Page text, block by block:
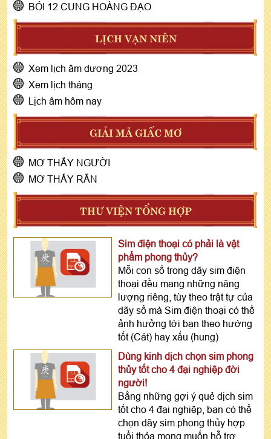
BÓI 12 CUNG HOÀNG ĐẠO
LỊCH VẠN NIÊN
Xem lịch âm dương 2023
Xem lịch tháng
Lịch âm hôm nay
GIẢI MÃ GIẤC MƠ
MƠ THẤY NGƯỜI
MƠ THẤY RẮN
THƯ VIỆN TỔNG HỢP
Sim điện thoại có phải là vật
phẩm phong thủy?
Mỗi con số trong dãy sim điện
thoại đều mang những năng
lượng riêng, tùy theo trật tự của
dãy số mà Sim điện thoại có thể
ảnh hưởng tới bạn theo hướng
tốt (Cát) hay xấu (hung)
Dùng kinh dịch chọn sim phong
thủy tốt cho 4 đại nghiệp đời
người!
Bằng những gợi ý quẻ dịch sim
tốt cho 4 đại nghiệp, bạn có thể
chọn dãy sim phong thủy hợp
tuổi thỏa mong muốn hỗ trợ